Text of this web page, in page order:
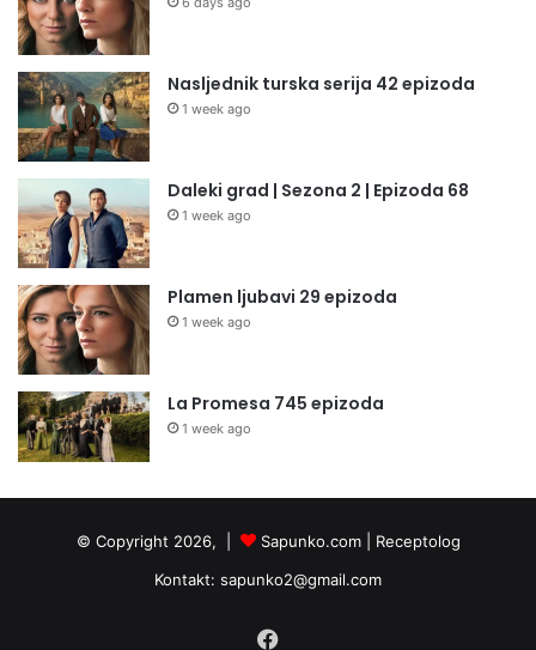
Nasljednik turska serija 42 epizoda
1 week ago
Daleki grad | Sezona 2 | Epizoda 68
1 week ago
Plamen ljubavi 29 epizoda
1 week ago
La Promesa 745 epizoda
1 week ago
© Copyright 2026, | Sapunko.com| Receptolog
Kontakt: sapunko2@gmail.com
Facebook